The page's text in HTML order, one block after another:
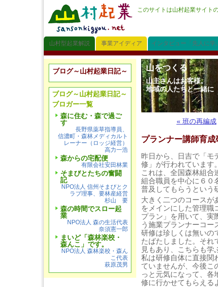
このサイトは山村起業サイト
山村型起業解説 事業アイディア インタビュー「先人に学
山をつくる
山主さんはお客様。
地域の人たちと一緒に
« 班の再編成
プランナー講師育成
昨日から、日吉で「モ
修」が行われています
これは、全国森林組合
組合職員を中心に６０
普及してもらうという
大きく二つのコースが
をメインにした管理職
プラン」を用いて、実
う施業プランナーコー
研修は珍しくは無いの
たばたしました。それ
見もあり、こちらも学
私は研修自体に直接関
ていませんが、今後こ
っと元気になって、各
修に行かせてもらえる
ブログ～山村起業日記～
ブログ～山村起業日記～
ブロガー一覧
森に住む・森で過ご
す
長野県薬草指導員、
信濃町・森林メディカルト
レーナー（ロッジ経営）
高力一浩
森からの宅配便
有限会社安田林業
そまびとたちの奮闘
記
NPO法人 信州そまびとク
ラブ理事、要林産経営
杉山 要
森の時間でスロー起
業
NPO法人 森の生活代表
奈須憲一郎
まいど「森林楽校・
森んこ」です。
NPO法人 森林楽校・森ん
こ代表
萩原茂男